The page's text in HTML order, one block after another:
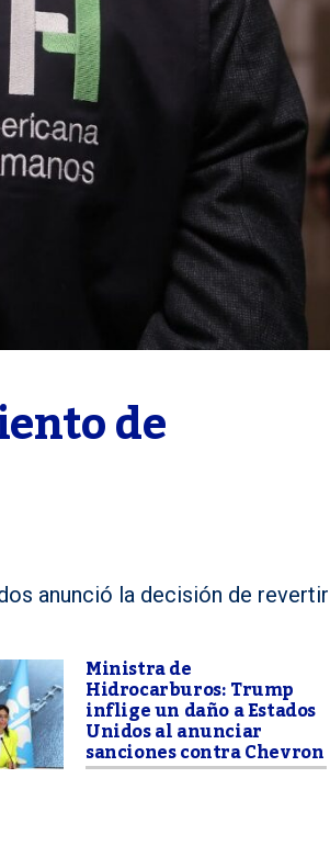
de
anunció la decisión de revertir
Ministra de
Hidrocarburos: Trump
inflige un daño a Estados
Unidos al anunciar
sanciones contra Chevron